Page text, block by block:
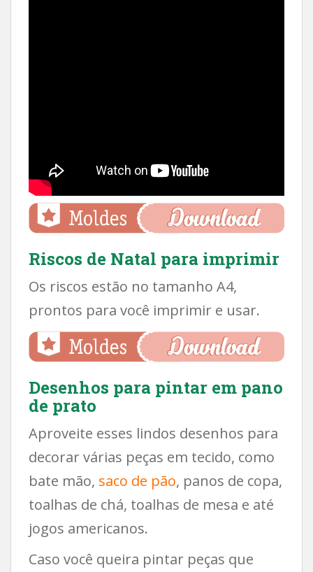
Riscos de Natal para imprimir
Os riscos estão no tamanho A4,
prontos para você imprimir e usar.
Desenhos para pintar em pano
de prato
Aproveite esses lindos desenhos para
decorar várias peças em tecido, como
bate mão, saco de pão, panos de copa,
toalhas de chá, toalhas de mesa e até
jogos americanos.
Caso você queira pintar peças que